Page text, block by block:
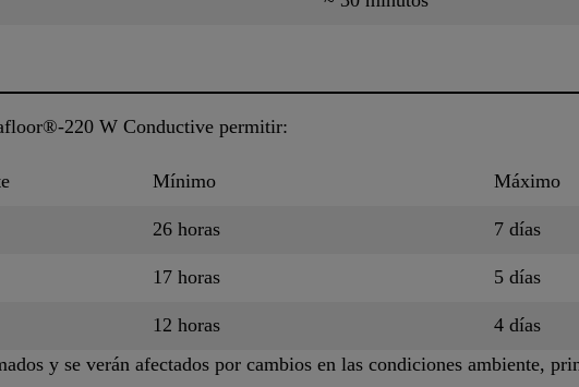
220 W Conductive permitir:
Mínimo Máximo
26 horas 7 días
17 horas 5 días
12 horas
4 días
y se verán afectados por cambios en las condiciones ambiente,